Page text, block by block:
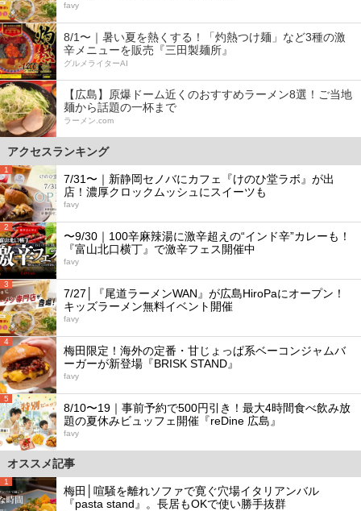
favy
8/1〜｜暑い夏を熱くする！「灼熱つけ麺」など3種の激
辛メニューを販売『三田製麺所』
グルメライターAI
【広島】原爆ドーム近くのおすすめラーメン8選！ご当地
麺から話題の一杯まで
ラーメン.com
アクセスランキング
1
7/31〜｜新静岡セノバにカフェ『けのひ堂ラボ』が出
店！濃厚クロックムッシュにスイーツも
favy
2
〜9/30｜100辛麻辣湯に激辛超えの“インド辛”カレーも！
『富山北口横丁』で激辛フェス開催中
favy
3
7/27│『尾道ラーメンWAN』が広島HiroPaにオープン！
キッズラーメン無料イベント開催
favy
4
梅田限定！海外の定番・甘じょっぱ系ベーコンジャムバ
ーガーが新登場『BRISK STAND』
favy
5
8/10〜19｜事前予約で500円引き！最大4時間食べ飲み放
題の夏休みビュッフェ開催『reDine 広島』
favy
オススメ記事
1
梅田│喧騒を離れソファで寛ぐ穴場イタリアンバル
『pasta stand』。長居もOKで使い勝手抜群